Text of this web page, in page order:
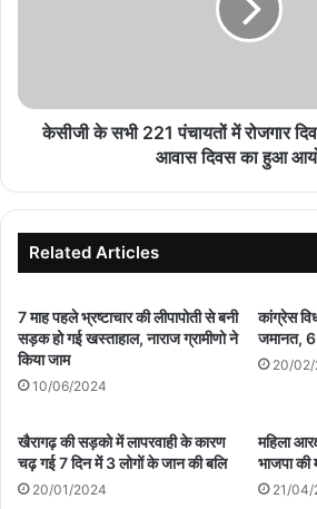
चावल
महोत्सव
दिवस
हुआ
आयोजन
केसीजी के सभी 221 पंचायतों में रोजगार
आवास दिवस का हुआ
Related Articles
7 माह पहले भ्रष्टाचार की लीपापोती से बनी
सड़क हो गई खस्ताहाल, नाराज ग्रामीणो ने
किया जाम
10/06/2024
कांग्रेस
जमानत,
20/
खैरागढ़ की सड़को में लापरवाही के कारण
चढ़ गई 7 दिन में 3 लोगों के जान की बलि
20/01/2024
महिला
भाजपा की
21/04/